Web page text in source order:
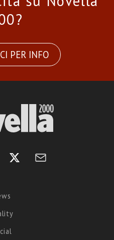
PER INFO